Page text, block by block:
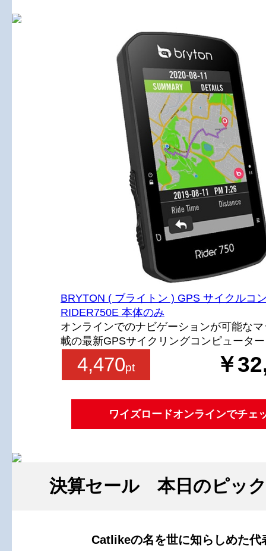
BRYTON ( ブライトン ) GPS サイクルコ
RIDER750E 本体のみ
オンラインでのナビゲーションが可能な
載の最新GPSサイクリングコンピューター
4,470pt ￥
ワイズロードオンラインでチェ
決算セール 本日のピッ
Catlikeの名を世に知らしめた代